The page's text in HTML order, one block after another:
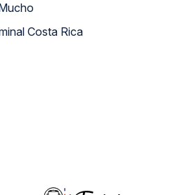
La terminal Costa Rica